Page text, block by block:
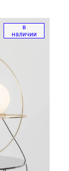
в
наличии